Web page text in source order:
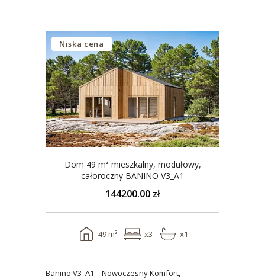
Niska cena
Dom 49 m² mieszkalny, modułowy,
całoroczny BANINO V3_A1
144200.00 zł
49 m² x3 x1
Banino V3_A1 – Nowoczesny Komfort,